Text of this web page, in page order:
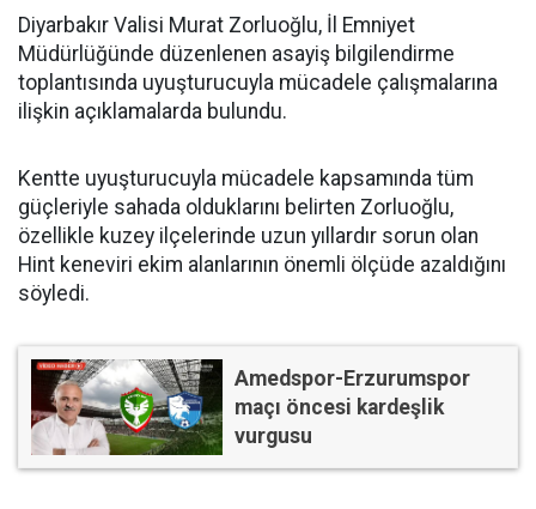
Diyarbakır Valisi Murat Zorluoğlu, İl Emniyet
Müdürlüğünde düzenlenen asayiş bilgilendirme
toplantısında uyuşturucuyla mücadele çalışmalarına
ilişkin açıklamalarda bulundu.
Kentte uyuşturucuyla mücadele kapsamında tüm
güçleriyle sahada olduklarını belirten Zorluoğlu,
özellikle kuzey ilçelerinde uzun yıllardır sorun olan
Hint keneviri ekim alanlarının önemli ölçüde azaldığını
söyledi.
Amedspor-Erzurumspor
maçı öncesi kardeşlik
vurgusu